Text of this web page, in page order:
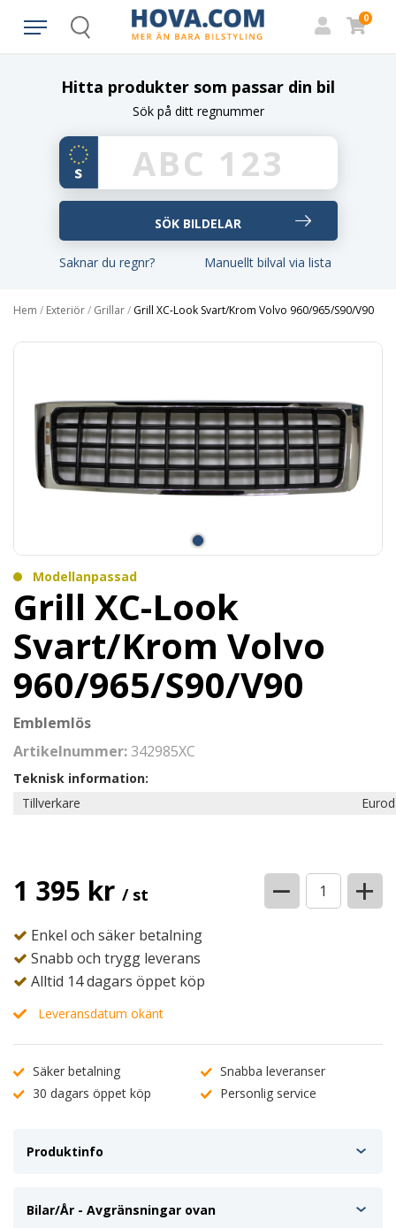
Search
0
Hitta produkter som passar din bil
Sök på ditt regnummer
Saknar du regnr? Manuellt bilval via lista
Hem / Exteriör/ Grillar/ Grill XC-Look Svart/Krom Volvo 960/965/S90/V90
Modellanpassad
Grill XC-Look
Svart/Krom Volvo
960/965/S90/V90
Emblemlös
Artikelnummer:342985XC
Teknisk information:
Tillverkare
1 395 kr / st − +
Enkel och säker betalning
Snabb och trygg leverans
Alltid 14 dagars öppet köp
Leveransdatum okänt
Säker betalning
Snabba leveranser
30 dagars öppet köp
Personlig service
Produktinfo
Bilar/År - Avgränsningar ovan